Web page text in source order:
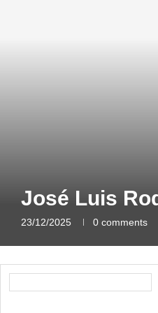
José Luis
23/12/2025 0 comments